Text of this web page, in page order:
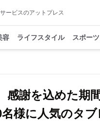
ービスのアットプレス
容 ライフスタイル スポーツ
感謝を込めた期
名様に人気のタ